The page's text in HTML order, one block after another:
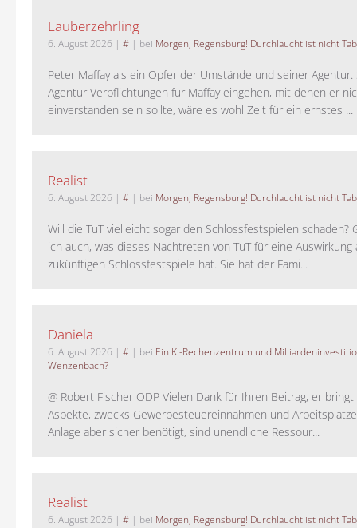
Lauberzehrling
6. August 2026 | # | bei Morgen, Regensburg! Durchlaucht ist nicht
Peter Maffay als ein Opfer der Umstände und seiner Agentur.
Agentur Verpflichtungen für Maffay eingehen, mit denen er
einverstanden sein sollte, wäre es wohl Zeit für ein ernstes ...
Realist
6. August 2026 | # | bei Morgen, Regensburg! Durchlaucht ist nicht
Will die TuT vielleicht sogar den Schlossfestspielen schaden?
ich auch, was dieses Nachtreten von TuT für eine Auswirkung
zukünftigen Schlossfestspiele hat. Sie hat der Fami...
Daniela
6. August 2026 | # | bei Ein KI-Rechenzentrum und
Wenzenbach?
@ Robert Fischer ÖDP Vielen Dank für Ihren Beitrag, er
Aspekte, zwecks Gewerbesteuereinnahmen und
Anlage aber sicher benötigt, sind unendliche Ressour...
Realist
6. August 2026 | # | bei Morgen, Regensburg! Durchlaucht ist nicht